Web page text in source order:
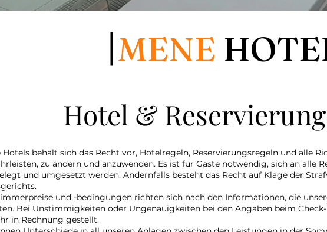
MENE
Hotel &
Hotels behält sich das Recht vor, Hotelregeln, Reservierungsregeln und alle
zu ändern und anzuwenden. Es ist für Gäste notwendig, sich an alle
und umgesetzt werden. Andernfalls besteht das Recht auf Klage der
und -bedingungen richten sich nach den Informationen, die
Bei Unstimmigkeiten oder Ungenauigkeiten bei den Angaben beim
in Rechnung gestellt.